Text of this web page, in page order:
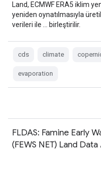
Land, ECMWF ERA5 iklim
yeniden oynatılmasıyla
verileri ile … birleştirilir.
cds climate
evaporation
FLDAS: Famine Early
(FEWS NET) Land